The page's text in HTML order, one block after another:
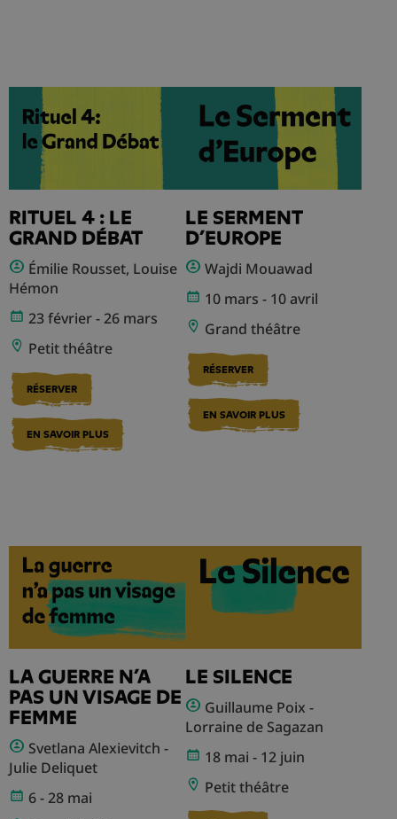
RITUEL 4 : LE
GRAND DÉBAT
Émilie Rousset, Louise
Hémon
23 février - 26 mars
Petit théâtre
RÉSERVER
EN SAVOIR PLUS
LE SERMENT
D’EUROPE
Wajdi Mouawad
10 mars - 10 avril
Grand théâtre
RÉSERVER
EN SAVOIR PLUS
LA GUERRE N’A
PAS UN VISAGE DE
FEMME
Svetlana Alexievitch -
Julie Deliquet
6 - 28 mai
LE SILENCE
Guillaume Poix -
Lorraine de Sagazan
18 mai - 12 juin
Petit théâtre